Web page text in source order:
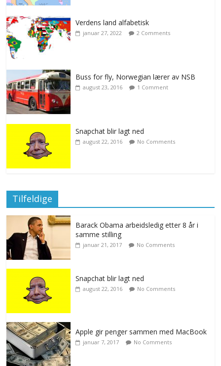
Verdens land alfabetisk
januar 27, 2022 2 Comments
Buss for fly, Norwegian lærer av NSB
august 23, 2016 1 Comment
Snapchat blir lagt ned
august 22, 2016 No Comments
Tilfeldige
Barack Obama arbeidsledig etter 8 år i
samme stilling
januar 21, 2017 No Comments
Snapchat blir lagt ned
august 22, 2016 No Comments
Apple gir penger sammen med MacBook
januar 7, 2017 No Comments